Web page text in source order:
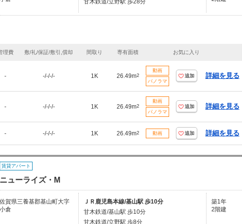
甘木鉄道/立野駅 歩28分
理費 敷/礼/保証/敷引,償却 間取り 専有面積 お気に入り
- -/-/-/- 1K 26.49m2
動画
パノラマ
追加 詳細を見る
- -/-/-/- 1K 26.49m2
動画
パノラマ
追加 詳細を見る
- -/-/-/- 1K 26.49m2 動画 追加 詳細を見る
賃貸アパート
ニューライズ・M
佐賀県三養基郡基山町大字
小倉
ＪＲ鹿児島本線/基山駅 歩10分
甘木鉄道/基山駅 歩10分
甘木鉄道/立野駅 歩8分
築1年
2階建